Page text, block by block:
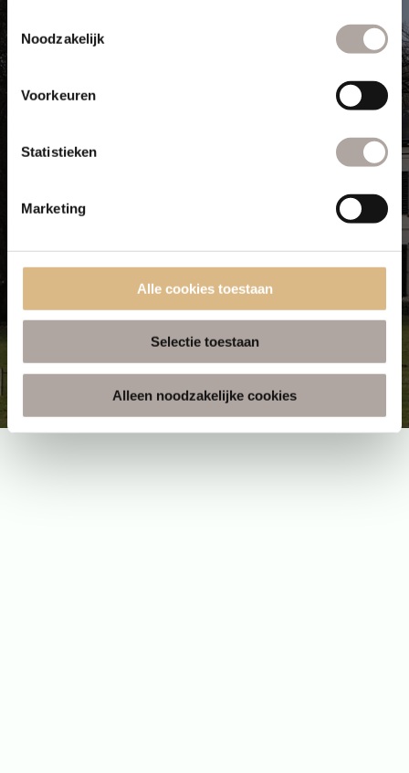
Noodzakelijk
Voorkeuren
Statistieken
Marketing
Alle cookies toestaan
Selectie toestaan
Alleen noodzakelijke cookies
Beleef Wellness Landgoed